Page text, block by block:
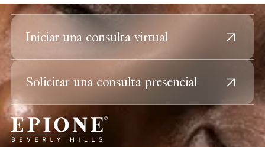
Iniciar una consulta virtual
Solicitar una consulta presencial